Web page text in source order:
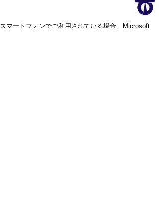
スマートフォンでご利用されている場合、Microsoft